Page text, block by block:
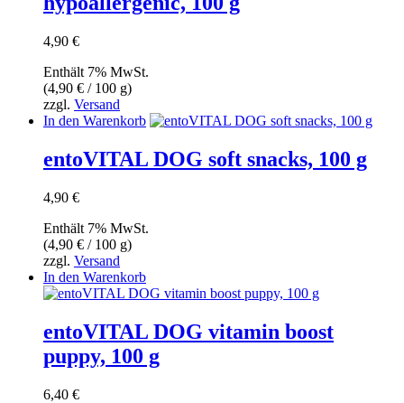
4,90 €
Enthält 7% MwSt.
(4,90 € / 100 g)
zzgl. Versand
In den Warenkorb
entoVITAL DOG soft snacks, 100 g
4,90 €
Enthält 7% MwSt.
(4,90 € / 100 g)
zzgl. Versand
In den Warenkorb
entoVITAL DOG vitamin boost
puppy, 100 g
6,40 €